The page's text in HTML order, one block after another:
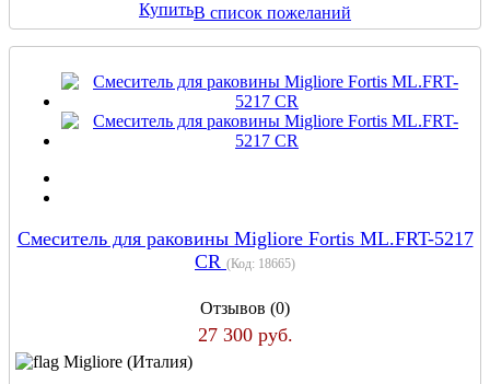
КупитьВ список пожеланий
Смеситель для раковины Migliore Fortis ML.FRT-5217
CR (Код: 18665)
Отзывов (0)
27 300 руб.
Migliore (Италия)